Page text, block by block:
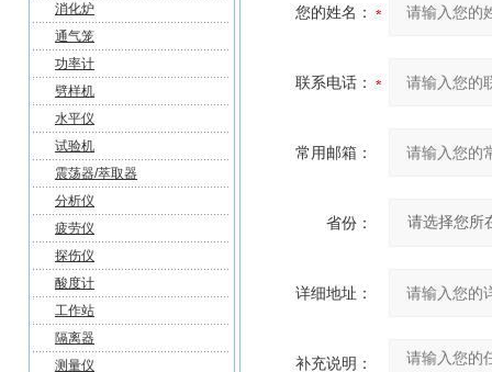
消化炉
通气笼
功率计
劈样机
水平仪
试验机
震荡器/萃取器
分析仪
疲劳仪
探伤仪
酸度计
工作站
隔离器
测量仪
您的姓名：
联系电话：
常用邮箱：
省份：
详细地址：
补充说明：